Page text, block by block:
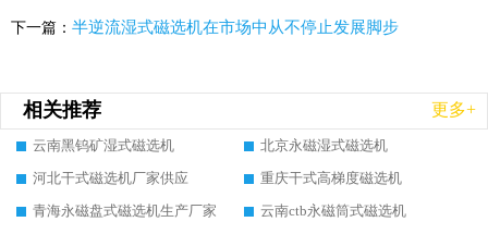
下一篇： 半逆流湿式磁选机在市场中从不停止发展脚步
相关推荐 更多+
云南黑钨矿湿式磁选机
北京永磁湿式磁选机
河北干式磁选机厂家供应
重庆干式高梯度磁选机
青海永磁盘式磁选机生产厂家
云南ctb永磁筒式磁选机